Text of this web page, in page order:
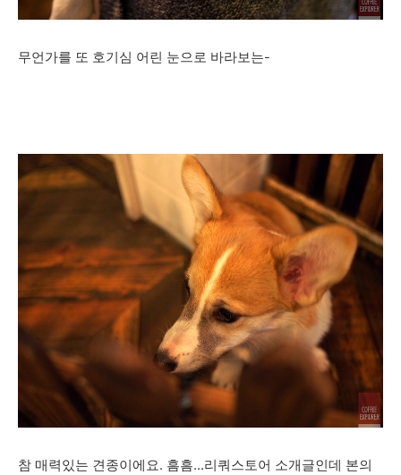
무언가를 또 호기심 어린 눈으로 바라보는-
참 매력있는 견종이에요. 흠흠...리쿼스토어 소개글인데 본의